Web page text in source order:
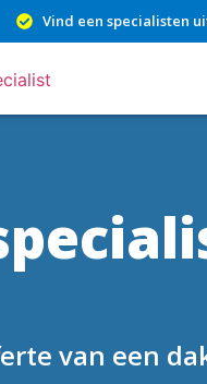
Vind een specialisten
van een